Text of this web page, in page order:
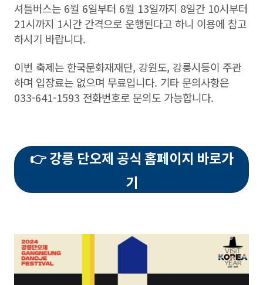
셔틀버스는 6월 6일부터 6월 13일까지 8일간 10시부터
21시까지 1시간 간격으로 운행된다고 하니 이용에 참고
하시기 바랍니다.
이번 축제는 한국문화재재단, 강원도, 강릉시등이 주관
하며 입장료는 없으며 무료입니다. 기타 문의사항은
033-641-1593 전화번호로 문의도 가능합니다.
👉 강릉 단오제 공식 홈페이지 바로가
기